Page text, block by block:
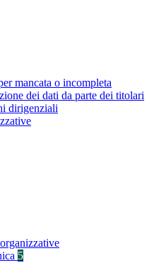
mancata o incompleta
dei dati da parte dei titolari
dirigenziali
5